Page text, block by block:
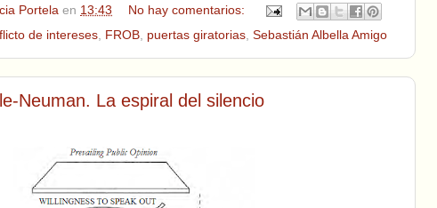
Portela en 13:43
No hay comentarios:
de intereses FROB puertas giratorias Sebastián Albella Amigo
Neuman. La espiral del silencio